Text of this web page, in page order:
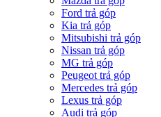
Ford trả góp
Kia trả góp
Mitsubishi trả góp
Nissan trả góp
MG trả góp
Peugeot trả góp
Mercedes trả góp
Lexus trả góp
Audi trả góp